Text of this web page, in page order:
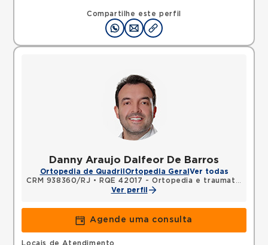
Compartilhe este perfil
Danny Araujo Dalfeor De Barros
Ortopedia de Quadril Ortopedia Geral Ver todas
CRM 938360/RJ •
RQE 42017 - Ortopedia e traumatologia
Ver perfil
Agende uma consulta
Locais de Atendimento